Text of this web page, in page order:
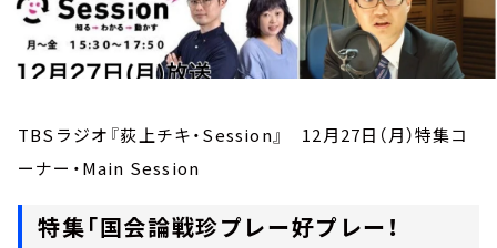
TBSラジオ『荻上チキ・Session』 12月27日（月）特集コ
ーナー・Main Session
特集「国会論戦珍プレー好プレー！